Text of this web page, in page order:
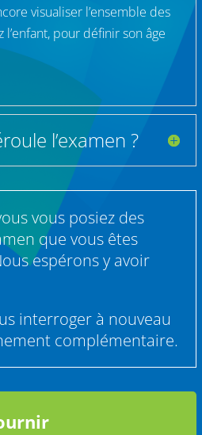
visualiser l’ensemble des
pour définir son âge
l’examen ?
vous posiez des
que vous êtes
espérons y avoir
interroger à nouveau
complémentaire.